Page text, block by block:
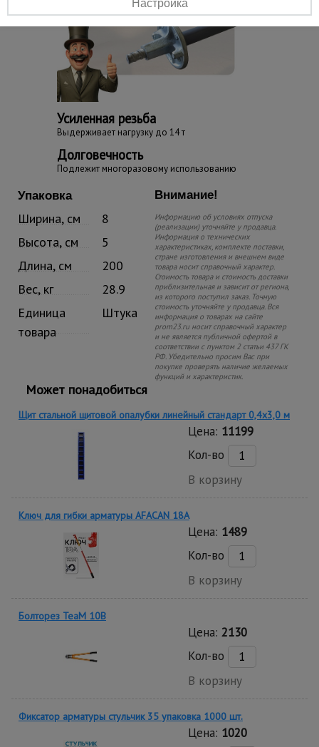
Усиленная резьба
Выдерживает нагрузку до 14 т
Долговечность
Подлежит многоразовому использованию
Упаковка
Ширина, см
8
Высота, см
5
Длина, см
200
Вес, кг
28.9
Единица
товара
Штука
Внимание!
Информацию об условиях отпуска
(реализации) уточняйте у продавца.
Информация о технических
характеристиках, комплекте поставки,
стране изготовления и внешнем виде
товара носит справочный характер.
Стоимость товара и стоимость доставки
приблизительная и зависит от региона,
из которого поступил заказ. Точную
стоимость уточняйте у продавца. Вся
информация о товарах на сайте
prom23.ru носит справочный характер
и не является публичной офертой в
соответствии с пунктом 2 статьи 437 ГК
РФ. Убедительно просим Вас при
покупке проверять наличие желаемых
функций и характеристик.
Может понадобиться
Щит стальной щитовой опалубки линейный стандарт 0,4x3,0 м
Цена: 11199
Кол-во
В корзину
Ключ для гибки арматуры AFACAN 18A
Цена: 1489
Кол-во
В корзину
Болторез TeaM 10B
Цена: 2130
Кол-во
В корзину
Фиксатор арматуры стульчик 35 упаковка 1000 шт.
Цена: 1020
Настройка